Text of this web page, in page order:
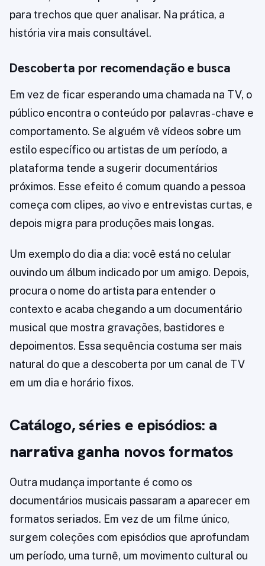
para trechos que quer analisar. Na prática, a
história vira mais consultável.
Descoberta por recomendação e busca
Em vez de ficar esperando uma chamada na TV, o
público encontra o conteúdo por palavras-chave e
comportamento. Se alguém vê vídeos sobre um
estilo específico ou artistas de um período, a
plataforma tende a sugerir documentários
próximos. Esse efeito é comum quando a pessoa
começa com clipes, ao vivo e entrevistas curtas, e
depois migra para produções mais longas.
Um exemplo do dia a dia: você está no celular
ouvindo um álbum indicado por um amigo. Depois,
procura o nome do artista para entender o
contexto e acaba chegando a um documentário
musical que mostra gravações, bastidores e
depoimentos. Essa sequência costuma ser mais
natural do que a descoberta por um canal de TV
em um dia e horário fixos.
Catálogo, séries e episódios: a
narrativa ganha novos formatos
Outra mudança importante é como os
documentários musicais passaram a aparecer em
formatos seriados. Em vez de um filme único,
surgem coleções com episódios que aprofundam
um período, uma turnê, um movimento cultural ou